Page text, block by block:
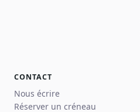
CONTACT
Nous écrire
Réserver un créneau